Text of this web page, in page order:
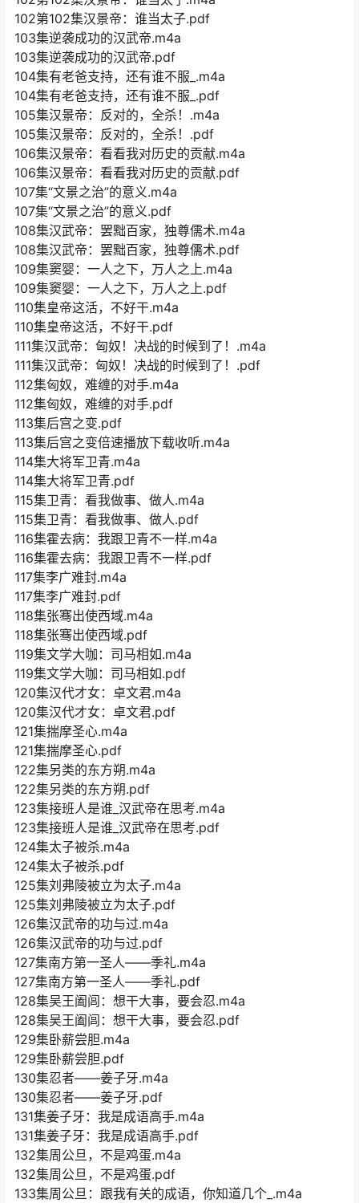
102第102集汉景帝：谁当太子.pdf
103集逆袭成功的汉武帝.m4a
103集逆袭成功的汉武帝.pdf
104集有老爸支持，还有谁不服_.m4a
104集有老爸支持，还有谁不服_.pdf
105集汉景帝：反对的，全杀！.m4a
105集汉景帝：反对的，全杀！.pdf
106集汉景帝：看看我对历史的贡献.m4a
106集汉景帝：看看我对历史的贡献.pdf
107集“文景之治”的意义.m4a
107集“文景之治”的意义.pdf
108集汉武帝：罢黜百家，独尊儒术.m4a
108集汉武帝：罢黜百家，独尊儒术.pdf
109集窦婴：一人之下，万人之上.m4a
109集窦婴：一人之下，万人之上.pdf
110集皇帝这活，不好干.m4a
110集皇帝这活，不好干.pdf
111集汉武帝：匈奴！决战的时候到了！.m4a
111集汉武帝：匈奴！决战的时候到了！.pdf
112集匈奴，难缠的对手.m4a
112集匈奴，难缠的对手.pdf
113集后宫之变.pdf
113集后宫之变倍速播放下载收听.m4a
114集大将军卫青.m4a
114集大将军卫青.pdf
115集卫青：看我做事、做人.m4a
115集卫青：看我做事、做人.pdf
116集霍去病：我跟卫青不一样.m4a
116集霍去病：我跟卫青不一样.pdf
117集李广难封.m4a
117集李广难封.pdf
118集张骞出使西域.m4a
118集张骞出使西域.pdf
119集文学大咖：司马相如.m4a
119集文学大咖：司马相如.pdf
120集汉代才女：卓文君.m4a
120集汉代才女：卓文君.pdf
121集揣摩圣心.m4a
121集揣摩圣心.pdf
122集另类的东方朔.m4a
122集另类的东方朔.pdf
123集接班人是谁_汉武帝在思考.m4a
123集接班人是谁_汉武帝在思考.pdf
124集太子被杀.m4a
124集太子被杀.pdf
125集刘弗陵被立为太子.m4a
125集刘弗陵被立为太子.pdf
126集汉武帝的功与过.m4a
126集汉武帝的功与过.pdf
127集南方第一圣人——季礼.m4a
127集南方第一圣人——季礼.pdf
128集吴王阖闾：想干大事，要会忍.m4a
128集吴王阖闾：想干大事，要会忍.pdf
129集卧薪尝胆.m4a
129集卧薪尝胆.pdf
130集忍者——姜子牙.m4a
130集忍者——姜子牙.pdf
131集姜子牙：我是成语高手.m4a
131集姜子牙：我是成语高手.pdf
132集周公旦，不是鸡蛋.m4a
132集周公旦，不是鸡蛋.pdf
133集周公旦：跟我有关的成语，你知道几个_.m4a